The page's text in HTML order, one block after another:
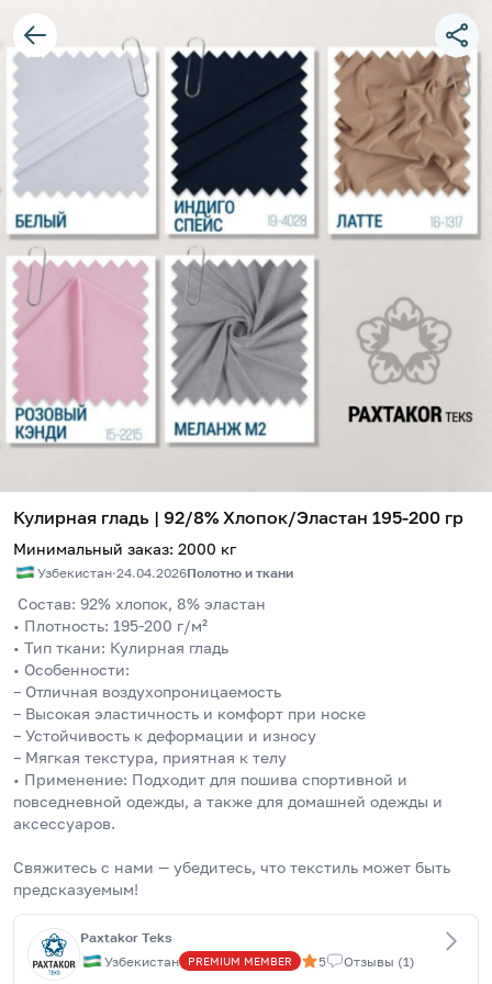
Кулирная гладь | 92/8% Хлопок/Эластан 195-200 гр
Минимальный заказ: 2000 кг
Узбекистан·24.04.2026Полотно и ткани
Состав: 92% хлопок, 8% эластан
• Плотность: 195-200 г/м²
• Тип ткани: Кулирная гладь
• Особенности:
– Отличная воздухопроницаемость
– Высокая эластичность и комфорт при носке
– Устойчивость к деформации и износу
– Мягкая текстура, приятная к телу
• Применение: Подходит для пошива спортивной и
повседневной одежды, а также для домашней одежды и
аксессуаров.
Свяжитесь с нами — убедитесь, что текстиль может быть
предсказуемым!
Paxtakor Teks
Узбекистан
PREMIUM MEMBER 5 Отзывы (1)